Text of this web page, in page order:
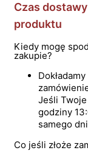
Czas
produktu
Kiedy mogę
zakupie?
Jeśli Twoje
godziny
samego
Co jeśli złoże